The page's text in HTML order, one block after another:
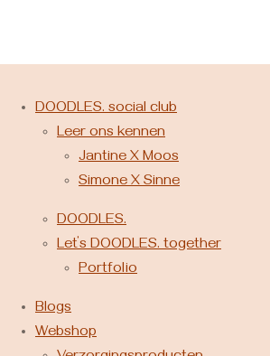
DOODLES. social club
Leer ons kennen
Jantine X Moos
Simone X Sinne
DOODLES.
Let’s DOODLES. together
Portfolio
Blogs
Webshop